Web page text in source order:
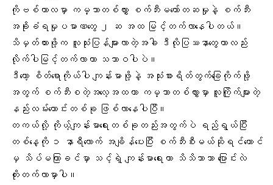
ကိုဗစ်ကာလမှာ ကမ္ဘာတစ်လွှား စက်ဘီးမတော်တဆမှုနဲ့ စက်ဘီး
အခိုးခံရမှုပမာဏတွေ ၂ ဆ အထ မြင့်တက်လာနေပါတယ်။
သိမှတ်ထားဖို့က လူသုံးပြန်များလာတဲ့အခါ ဒီလိုပြဿနာတွေဟာလည်း
လိုက်ပါမြင့်တက်လာတာ သဘာဝပါပဲ။
ဒီတော့ စိတ်ရောကိုယ်ပါ ကျန်းမာဖို့နဲ့ အသုံးစားရိတ်တွက်ခြေကိုက်ဖို့
အတွက် စက်ဘီးစတဲ့အလေ့အထဟာ ကမ္ဘာတစ်လွှားမှာ လူကြိုက်များတဲ့
နည်းလမ်းကောင်းတစ်ခု ဖြစ်လာနေပါပြီ။
တကယ်လို့ ကိုယ့်ကျန်းမာရေးတစ်ခုတည်းအတွက်ပဲ ရည်ရွယ်ပြီး
တစ်နေ့ကို ၁ နာရီလောက် အချိန်ပေးပြီး စက်ဘီးစီးမယ်ဆိုရင်တောင်
မှ သိပ်မကြာခင်မှာ သင့်ရဲ့ ကျန်းမာရေးဟာ သိသိသာသာ ပြောင်းလဲ
တိုးတက်လာမှာပါ။